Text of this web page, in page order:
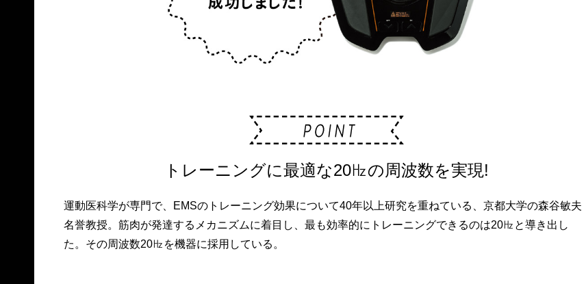
トレーニングに最適な20㎐の周波数を実現!
運動医科学が専門で、EMSのトレーニング効果について40年以上研究を重ねている、京都大学の森谷敏夫
名誉教授。筋肉が発達するメカニズムに着目し、最も効率的にトレーニングできるのは20㎐と導き出し
た。その周波数20㎐を機器に採用している。